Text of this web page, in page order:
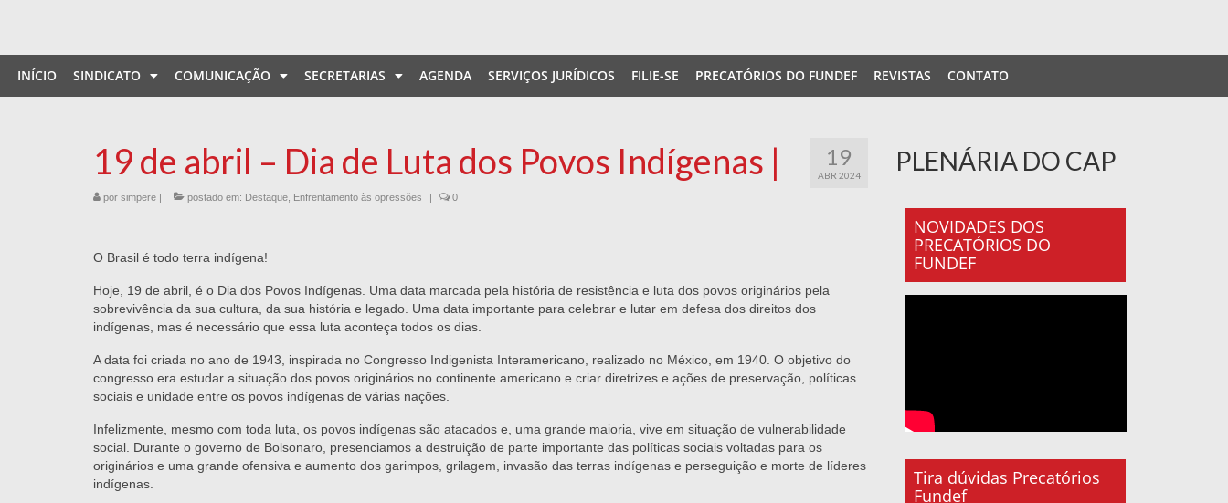
INÍCIO SINDICATO COMUNICAÇÃO SECRETARIAS AGENDA SERVIÇOS JURÍDICOS FILIE-SE PRECATÓRIOS DO FUNDEF REVISTAS CONTATO
19
ABR 2024
19 de abril – Dia de Luta dos Povos Indígenas |
por simpere | postado em: Destaque Enfrentamento às opressões | 0
O Brasil é todo terra indígena!
Hoje, 19 de abril, é o Dia dos Povos Indígenas. Uma data marcada pela história de resistência e luta dos povos originários pela
sobrevivência da sua cultura, da sua história e legado. Uma data importante para celebrar e lutar em defesa dos direitos dos
indígenas, mas é necessário que essa luta aconteça todos os dias.
A data foi criada no ano de 1943, inspirada no Congresso Indigenista Interamericano, realizado no México, em 1940. O objetivo do
congresso era estudar a situação dos povos originários no continente americano e criar diretrizes e ações de preservação, políticas
sociais e unidade entre os povos indígenas de várias nações.
Infelizmente, mesmo com toda luta, os povos indígenas são atacados e, uma grande maioria, vive em situação de vulnerabilidade
social. Durante o governo de Bolsonaro, presenciamos a destruição de parte importante das políticas sociais voltadas para os
originários e uma grande ofensiva e aumento dos garimpos, grilagem, invasão das terras indígenas e perseguição e morte de líderes
indígenas.
PLENÁRIA DO CAP
NOVIDADES DOS
PRECATÓRIOS DO
FUNDEF
Tira dúvidas Precatórios
Fundef